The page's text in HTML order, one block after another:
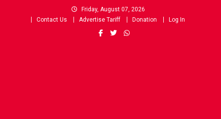
Friday, August 07, 2026
Contact Us
Advertise Tariff Donation Log In